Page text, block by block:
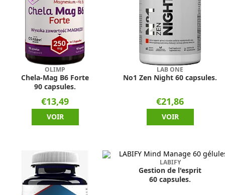
OLIMP
Chela-Mag B6 Forte
90 capsules.
€13,49
VOIR
LAB ONE
No1 Zen Night 60 capsules.
€21,86
VOIR
LABIFY
Gestion de l'esprit
60 capsules.